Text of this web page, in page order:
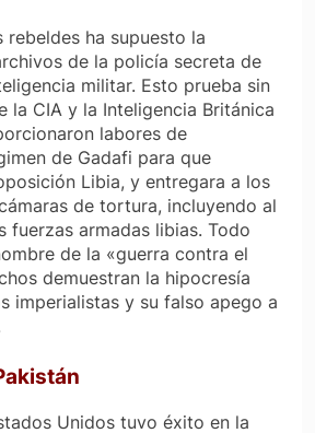
ha supuesto la
de la policía secreta de
militar. Esto prueba sin
la CIA y la Inteligencia Británica
labores de
de Gadafi para que
Libia, y entregara a los
de tortura, incluyendo al
fuerzas armadas libias. Todo
de la «guerra contra el
demuestran la hipocresía
imperialistas y su falso apego a
Unidos tuvo éxito en la